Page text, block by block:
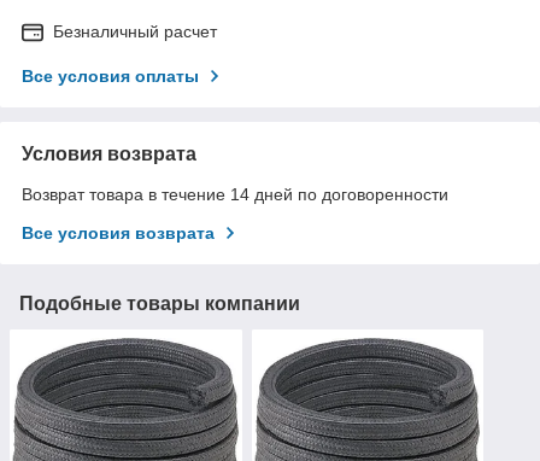
Безналичный расчет
Все условия оплаты
Условия возврата
Возврат товара в течение 14 дней по договоренности
Все условия возврата
Подобные товары компании